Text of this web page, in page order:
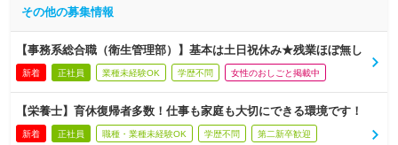
その他の募集情報
【事務系総合職（衛生管理部）】基本は土日祝休み★残業ほぼ無し
新着 正社員 業種未経験OK 学歴不問 女性のおしごと掲載中
【栄養士】育休復帰者多数！仕事も家庭も大切にできる環境です！
新着 正社員 職種・業種未経験OK 学歴不問 第二新卒歓迎